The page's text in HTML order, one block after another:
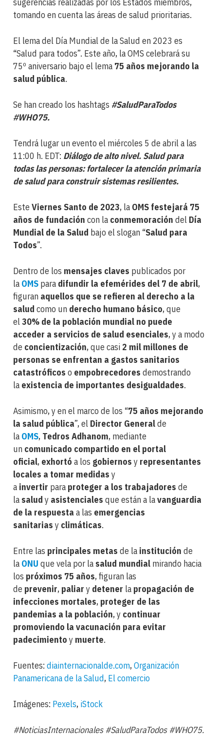
sugerencias realizadas por los Estados miembros,
tomando en cuenta las áreas de salud prioritarias.
El lema del Día Mundial de la Salud en 2023 es
“Salud para todos”. Este año, la OMS celebrará su
75º aniversario bajo el lema 75 años mejorando la
salud pública.
Se han creado los hashtags #SaludParaTodos
#WHO75.
Tendrá lugar un evento el miércoles 5 de abril a las
11:00 h. EDT: Diálogo de alto nivel. Salud para
todas las personas: fortalecer la atención primaria
de salud para construir sistemas resilientes.
EsteViernes Santo de 2023, la OMS festejará 75
años de fundación con la conmemoración del Día
Mundial de la Salud bajo el slogan “Salud para
Todos”.
Dentro de los mensajes claves publicados por
la OMS para difundir la efemérides del 7 de abril,
figuran aquellos que se refieren al derecho a la
salud como un derecho humano básico, que
el30% de la población mundial no puede
acceder a servicios de salud esenciales, y a modo
de concientización, que casi 2 mil millones de
personas se enfrentan a gastos sanitarios
catastróficos o empobrecedores demostrando
la existencia de importantes desigualdades.
Asimismo, y en el marco de los “75 años mejorando
la salud pública”, el Director Generalde
la OMS, Tedros Adhanom, mediante
un comunicado compartido en el portal
oficial, exhortó a los gobiernos y representantes
locales a tomar medidas y
a invertir para proteger a los trabajadores de
la salud y asistenciales que están a lavanguardia
de la respuesta a las emergencias
sanitarias y climáticas.
Entre las principales metas de la institución de
la ONU que vela por la salud mundial mirando hacia
los próximos 75 años, figuran las
de prevenir, paliar y detener la propagación de
infecciones mortales, proteger de las
pandemias a la población, y continuar
promoviendo la vacunación para evitar
padecimiento y muerte.
Fuentes: diainternacionalde.com, Organización
Panamericana de la Salud, El comercio
Imágenes: Pexels, iStock
#NoticiasInternacionales #SaludParaTodos #WHO75.